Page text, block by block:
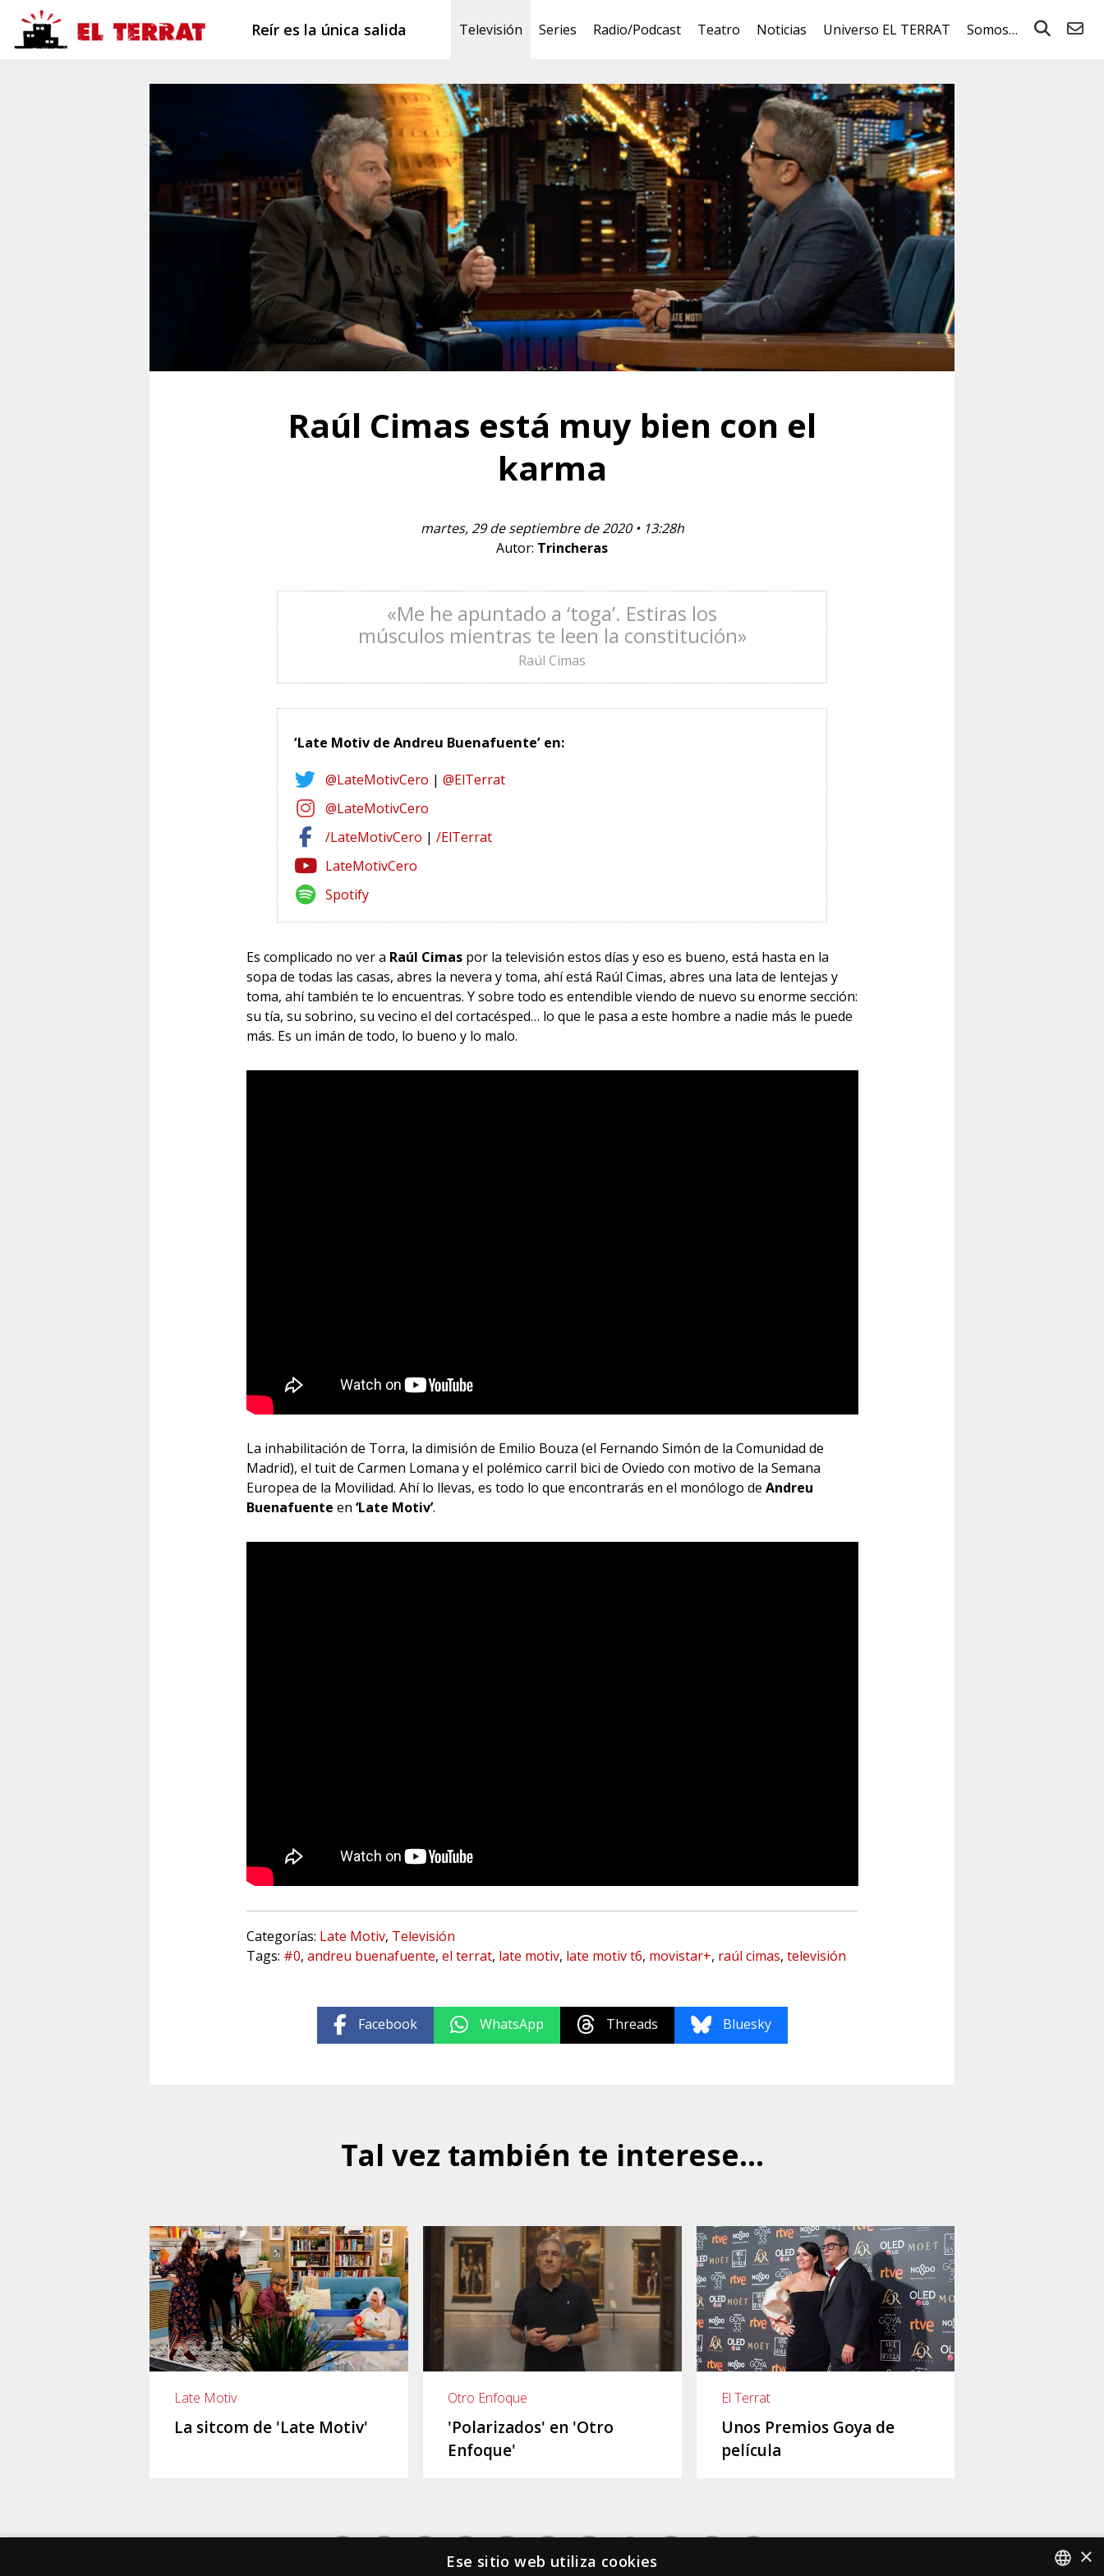
Reír es la única salida Televisión Series Radio/Podcast Teatro Noticias Universo EL TERRAT Somos…
Raúl Cimas está muy bien con el
karma
martes, 29 de septiembre de 2020 • 13:28h
Autor: Trincheras
«Me he apuntado a ‘toga’. Estiras los
músculos mientras te leen la constitución»
Raúl Cimas
‘Late Motiv de Andreu Buenafuente’ en:
@LateMotivCero | @ElTerrat
@LateMotivCero
/LateMotivCero | /ElTerrat
LateMotivCero
Spotify
Es complicado no ver a Raúl Cimaspor la televisión estos días y eso es bueno, está hasta en la
sopa de todas las casas, abres la nevera y toma, ahí está Raúl Cimas, abres una lata de lentejas y
toma, ahí también te lo encuentras. Y sobre todo es entendible viendo de nuevo su enorme sección:
su tía, su sobrino, su vecino el del cortacésped… lo que le pasa a este hombre a nadie más le puede
más. Es un imán de todo, lo bueno y lo malo.
La inhabilitación de Torra, la dimisión de Emilio Bouza (el Fernando Simón de la Comunidad de
Madrid), el tuit de Carmen Lomana y el polémico carril bici de Oviedo con motivo de la Semana
Europea de la Movilidad. Ahí lo llevas, es todo lo que encontrarás en el monólogo de Andreu
Buenafuente en ‘Late Motiv’.
Categorías: Late Motiv, Televisión
Tags: #0, andreu buenafuente, el terrat, late motiv, late motiv t6, movistar+, raúl cimas, televisión
Facebook WhatsApp Threads Bluesky
Tal vez también te interese...
Late Motiv
La sitcom de 'Late Motiv'
Otro Enfoque
'Polarizados' en 'Otro
Enfoque'
El Terrat
Unos Premios Goya de
película
×
Ese sitio web utiliza cookies